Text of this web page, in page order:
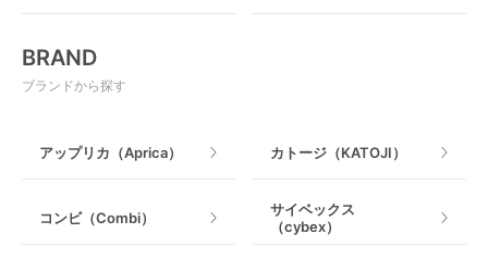
室内遊具
授乳グッズ・ママ用品
BRAND
ブランドから探す
アップリカ（Aprica） カトージ（KATOJI）
コンビ（Combi）
サイベックス
（cybex）